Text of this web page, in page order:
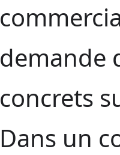
demande
concrets
Dans un